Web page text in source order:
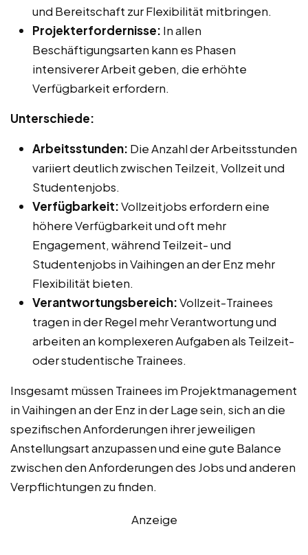
und Bereitschaft zur Flexibilität mitbringen.
Projekterfordernisse: In allen
Beschäftigungsarten kann es Phasen
intensiverer Arbeit geben, die erhöhte
Verfügbarkeit erfordern.
Unterschiede:
Arbeitsstunden: Die Anzahl der Arbeitsstunden
variiert deutlich zwischen Teilzeit, Vollzeit und
Studentenjobs.
Verfügbarkeit:Vollzeitjobs erfordern eine
höhere Verfügbarkeit und oft mehr
Engagement, während Teilzeit- und
Studentenjobs in Vaihingen an der Enz mehr
Flexibilität bieten.
Verantwortungsbereich:Vollzeit-Trainees
tragen in der Regel mehr Verantwortung und
arbeiten an komplexeren Aufgaben als Teilzeit-
oder studentische Trainees.
Insgesamt müssen Trainees im Projektmanagement
in Vaihingen an der Enz in der Lage sein, sich an die
spezifischen Anforderungen ihrer jeweiligen
Anstellungsart anzupassen und eine gute Balance
zwischen den Anforderungen des Jobs und anderen
Verpflichtungen zu finden.
Anzeige